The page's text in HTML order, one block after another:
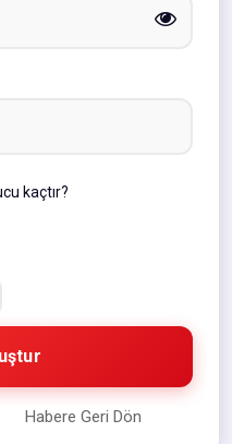
kaçtır?
Habere Geri Dön